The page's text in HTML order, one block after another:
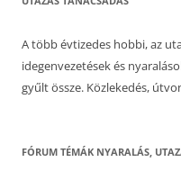
A több évtizedes hobbi, az
idegenvezetések és
gyűlt össze. Közlekedés,
FÓRUM TÉMÁK NYARALÁS,